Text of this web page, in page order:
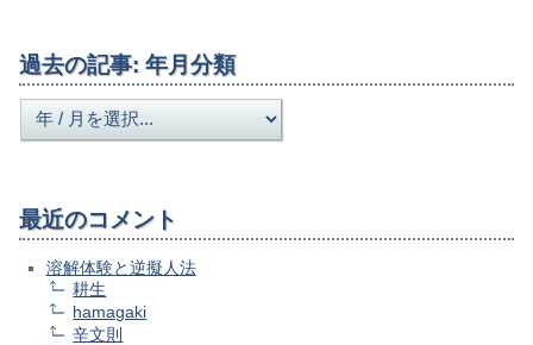
過去の記事: 年月分類
最近のコメント
溶解体験と逆擬人法
耕生
hamagaki
辛文則